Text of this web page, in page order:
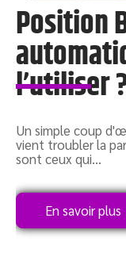
Position
l’utiliser
Un simple coup
vient troubler la
sont ceux qui…
En savoir plus